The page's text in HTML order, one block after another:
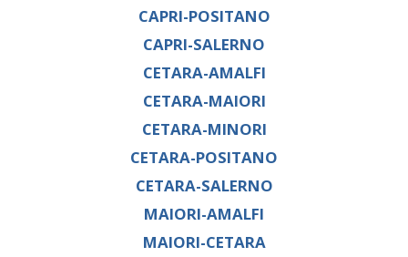
CAPRI-POSITANO
CAPRI-SALERNO
CETARA-AMALFI
CETARA-MAIORI
CETARA-MINORI
CETARA-POSITANO
CETARA-SALERNO
MAIORI-AMALFI
MAIORI-CETARA